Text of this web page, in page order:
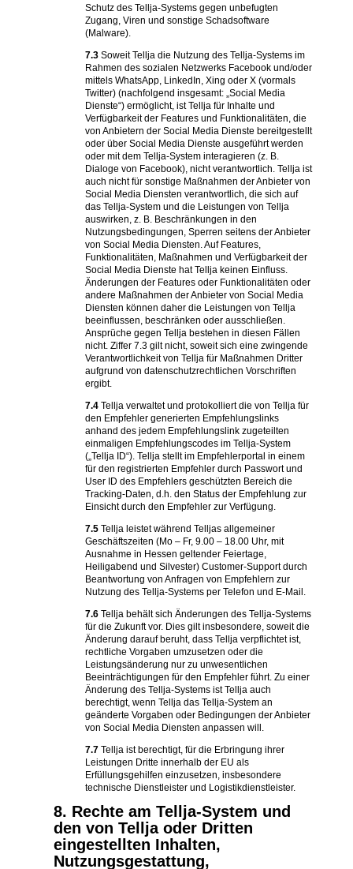
Schutz des Tellja-Systems gegen unbefugten
Zugang, Viren und sonstige Schadsoftware
(Malware).
7.3 Soweit Tellja die Nutzung des Tellja-Systems im
Rahmen des sozialen Netzwerks Facebook und/oder
mittels WhatsApp, LinkedIn, Xing oder X (vormals
Twitter) (nachfolgend insgesamt: „Social Media
Dienste“) ermöglicht, ist Tellja für Inhalte und
Verfügbarkeit der Features und Funktionalitäten, die
von Anbietern der Social Media Dienste bereitgestellt
oder über Social Media Dienste ausgeführt werden
oder mit dem Tellja-System interagieren (z. B.
Dialoge von Facebook), nicht verantwortlich. Tellja ist
auch nicht für sonstige Maßnahmen der Anbieter von
Social Media Diensten verantwortlich, die sich auf
das Tellja-System und die Leistungen von Tellja
auswirken, z. B. Beschränkungen in den
Nutzungsbedingungen, Sperren seitens der Anbieter
von Social Media Diensten. Auf Features,
Funktionalitäten, Maßnahmen und Verfügbarkeit der
Social Media Dienste hat Tellja keinen Einfluss.
Änderungen der Features oder Funktionalitäten oder
andere Maßnahmen der Anbieter von Social Media
Diensten können daher die Leistungen von Tellja
beeinflussen, beschränken oder ausschließen.
Ansprüche gegen Tellja bestehen in diesen Fällen
nicht. Ziffer 7.3 gilt nicht, soweit sich eine zwingende
Verantwortlichkeit von Tellja für Maßnahmen Dritter
aufgrund von datenschutzrechtlichen Vorschriften
ergibt.
7.4 Tellja verwaltet und protokolliert die von Tellja für
den Empfehler generierten Empfehlungslinks
anhand des jedem Empfehlungslink zugeteilten
einmaligen Empfehlungscodes im Tellja-System
(„Tellja ID“). Tellja stellt im Empfehlerportal in einem
für den registrierten Empfehler durch Passwort und
User ID des Empfehlers geschützten Bereich die
Tracking-Daten, d.h. den Status der Empfehlung zur
Einsicht durch den Empfehler zur Verfügung.
7.5 Tellja leistet während Telljas allgemeiner
Geschäftszeiten (Mo – Fr, 9.00 – 18.00 Uhr, mit
Ausnahme in Hessen geltender Feiertage,
Heiligabend und Silvester) Customer-Support durch
Beantwortung von Anfragen von Empfehlern zur
Nutzung des Tellja-Systems per Telefon und E-Mail.
7.6 Tellja behält sich Änderungen des Tellja-Systems
für die Zukunft vor. Dies gilt insbesondere, soweit die
Änderung darauf beruht, dass Tellja verpflichtet ist,
rechtliche Vorgaben umzusetzen oder die
Leistungsänderung nur zu unwesentlichen
Beeinträchtigungen für den Empfehler führt. Zu einer
Änderung des Tellja-Systems ist Tellja auch
berechtigt, wenn Tellja das Tellja-System an
geänderte Vorgaben oder Bedingungen der Anbieter
von Social Media Diensten anpassen will.
7.7 Tellja ist berechtigt, für die Erbringung ihrer
Leistungen Dritte innerhalb der EU als
Erfüllungsgehilfen einzusetzen, insbesondere
technische Dienstleister und Logistikdienstleister.
8. Rechte am Tellja-System und
den von Tellja oder Dritten
eingestellten Inhalten,
Nutzungsgestattung,